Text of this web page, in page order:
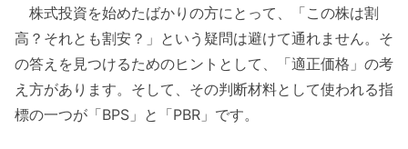
株式投資を始めたばかりの方にとって、「この株は割
高？それとも割安？」という疑問は避けて通れません。そ
の答えを見つけるためのヒントとして、「適正価格」の考
え方があります。そして、その判断材料として使われる指
標の一つが「BPS」と「PBR」です。